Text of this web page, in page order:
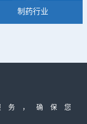
一环。
制药行业
务，确保您